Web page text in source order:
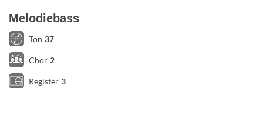
Melodiebass
Ton 37
Chor 2
Register 3